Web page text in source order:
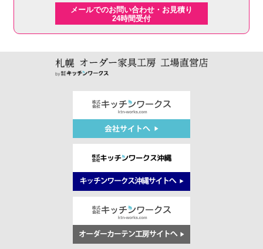
メールでのお問い合わせ・お見積り
24時間受付